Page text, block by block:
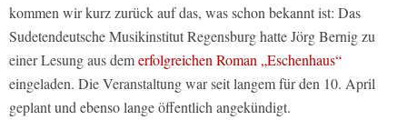
kommen wir kurz zurück auf das, was schon bekannt ist: Das
Sudetendeutsche Musikinstitut Regensburg hatte Jörg Bernig zu
einer Lesung aus demerfolgreichen Roman „Eschenhaus“
eingeladen. Die Veranstaltung war seit langem für den 10. April
geplant und ebenso lange öffentlich angekündigt.